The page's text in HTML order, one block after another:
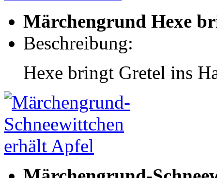
Märchengrund Hexe
Beschreibung:
Hexe bringt Gretel ins